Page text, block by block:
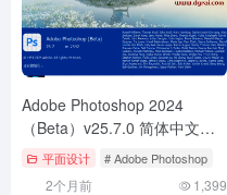
Adobe Photoshop 2024
（Beta）v25.7.0 简体中文免
安装版下载与ps2024使用教程
平面设计 # Adobe Photoshop
2个月前 1,399